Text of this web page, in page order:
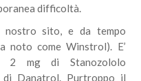
difficoltà.
nostro sito, e da tempo
noto come Winstrol). E’
2 mg di Stanozololo
Danatrol. Purtroppo il